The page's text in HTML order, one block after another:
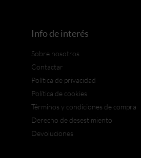
Info de interés
Sobre nosotros
Contactar
Política de privacidad
Política de cookies
Términos y condiciones de compra
Derecho de desestimiento
Devoluciones